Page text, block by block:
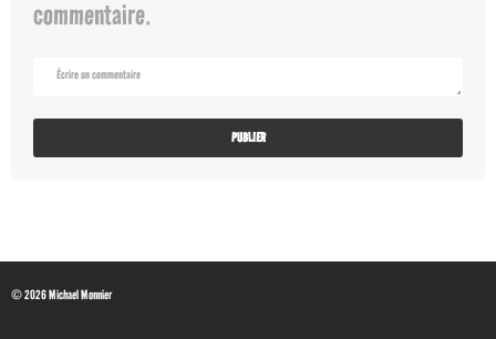
commentaire.
© 2026 Michael Monnier